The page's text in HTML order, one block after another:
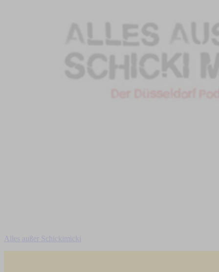
Alles außer Schickimicki